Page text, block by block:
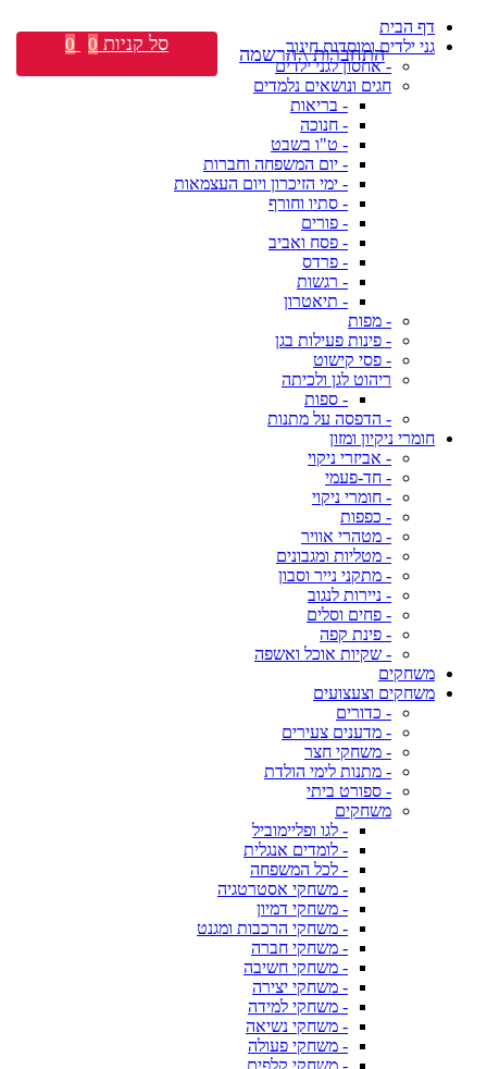
דף הבית
גני ילדים ומוסדות חינוך
- אחסון לגני ילדים
חגים ונושאים נלמדים
- בריאות
- חנוכה
- ט"ו בשבט
- יום המשפחה וחברות
- ימי הזיכרון ויום העצמאות
- סתיו וחורף
- פורים
- פסח ואביב
- פרדס
- רגשות
- תיאטרון
- מפות
- פינות פעילות בגן
- פסי קישוט
ריהוט לגן ולכיתה
- ספות
- הדפסה על מתנות
חומרי ניקיון ומזון
- אביזרי ניקוי
- חד-פעמי
- חומרי ניקוי
- כפפות
- מטהרי אוויר
- מטליות ומגבונים
- מתקני נייר וסבון
- ניירות לנגוב
- פחים וסלים
- פינת קפה
- שקיות אוכל ואשפה
משחקים
משחקים וצעצועים
- כדורים
- מדענים צעירים
- משחקי חצר
- מתנות לימי הולדת
- ספורט ביתי
משחקים
- לגו ופליימוביל
- לומדים אנגלית
- לכל המשפחה
- משחקי אסטרטגיה
- משחקי דמיון
- משחקי הרכבות ומגנט
- משחקי חברה
- משחקי חשיבה
- משחקי יצירה
- משחקי למידה
- משחקי נשיאה
- משחקי פעולה
- משחקי קלפים
התחברות \ הרשמה סל קניות 0
0